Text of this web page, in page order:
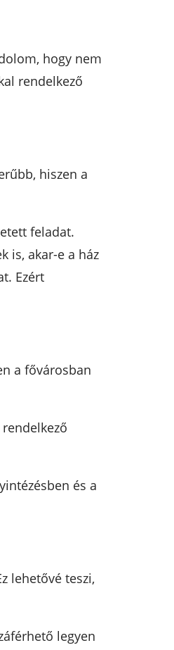
hogy nem
rendelkező
hiszen a
feladat.
is, akar-e a ház
Ezért
a fővárosban
és a
lehetővé teszi,
legyen